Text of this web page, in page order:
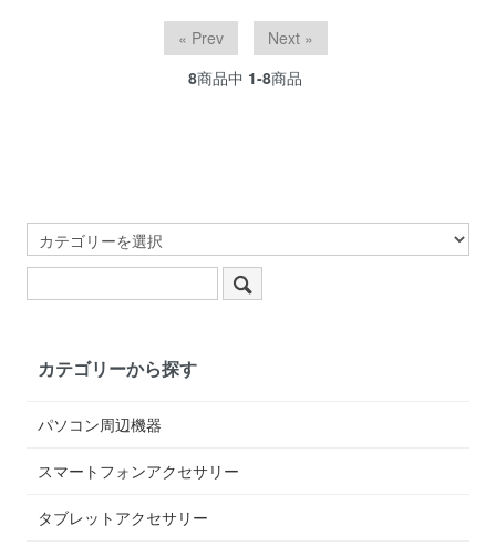
« Prev
Next »
8商品中 1-8商品
カテゴリーから探す
パソコン周辺機器
スマートフォンアクセサリー
タブレットアクセサリー